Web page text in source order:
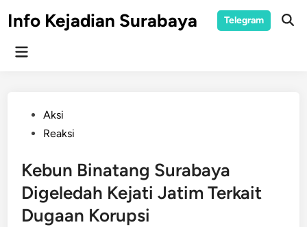
toInfo Kejadian Surabaya Telegram
Main
PostedAksi
Reaksi
Kebun Binatang Surabaya
Digeledah Kejati Jatim Terkait
Dugaan Korupsi